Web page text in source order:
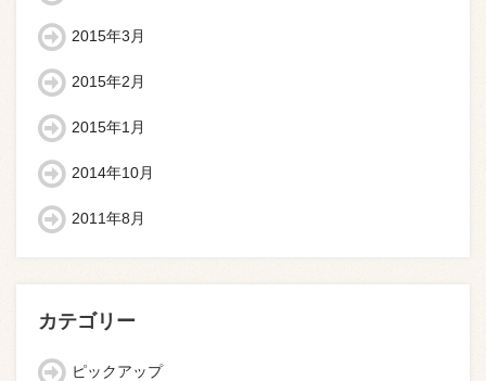
2015年3月
2015年2月
2015年1月
2014年10月
2011年8月
カテゴリー
ピックアップ